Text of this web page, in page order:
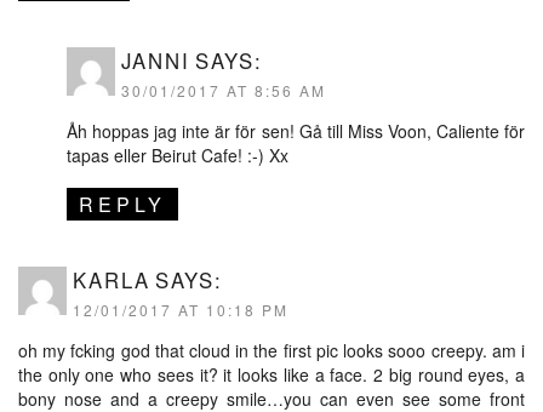
JANNI SAYS:
30/01/2017 AT 8:56 AM
Åh hoppas jag inte är för sen! Gå till Miss Voon, Caliente för
tapas eller Beirut Cafe! :-) Xx
REPLY
KARLA SAYS:
12/01/2017 AT 10:18 PM
oh my fcking god that cloud in the first pic looks sooo creepy. am i
the only one who sees it? it looks like a face. 2 big round eyes, a
bony nose and a creepy smile…you can even see some front